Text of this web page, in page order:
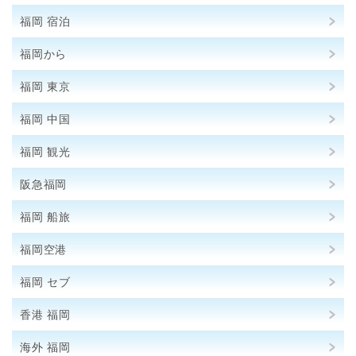
福岡 宿泊
福岡から
福岡 東京
福岡 中国
福岡 観光
阪急福岡
福岡 船旅
福岡空港
福岡 セブ
香港 福岡
海外 福岡